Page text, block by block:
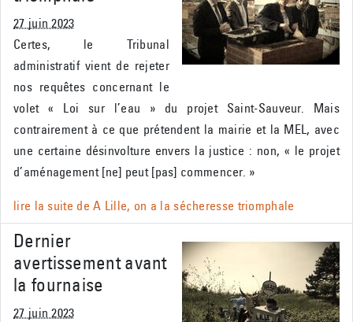
27 juin 2023
Certes, le Tribunal
administratif vient de rejeter
nos requêtes concernant le
volet « Loi sur l’eau » du projet Saint-Sauveur. Mais
contrairement à ce que prétendent la mairie et la MEL, avec
une certaine désinvolture envers la justice : non, « le projet
d’aménagement [ne] peut [pas] commencer. »
lire la suite deA Lille, on a la sécheresse triomphale
Dernier
avertissement avant
la fournaise
27 juin 2023